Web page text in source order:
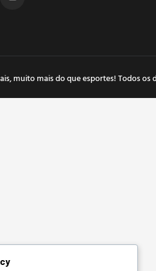
muito mais do que esportes! Todos os